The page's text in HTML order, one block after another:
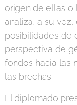
origen de ellas o
analiza, a su
posibilidades de
perspectiva de
fondos hacia las
las brechas.
El diplomado